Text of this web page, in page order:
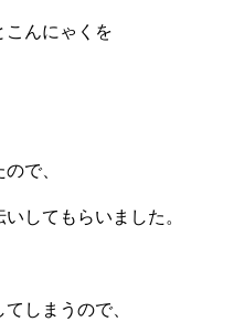
こんにゃくを
で、
してもらいました。
しまうので、